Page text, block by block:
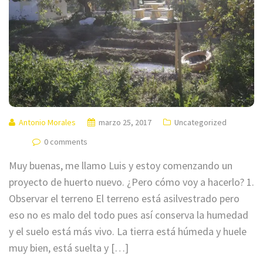
Antonio Morales marzo 25, 2017
Uncategorized
0 comments
Muy buenas, me llamo Luis y estoy comenzando un
proyecto de huerto nuevo. ¿Pero cómo voy a hacerlo? 1.
Observar el terreno El terreno está asilvestrado pero
eso no es malo del todo pues así conserva la humedad
y el suelo está más vivo. La tierra está húmeda y huele
muy bien, está suelta y […]